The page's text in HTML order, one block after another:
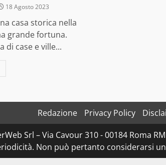
18 Agosto 2023
casa storica nella
grande fortuna.
di case e ville...
Redazione Privacy Policy
Srl – Via Cavour 310 - 00184 Roma
Non può pertanto considerarsi